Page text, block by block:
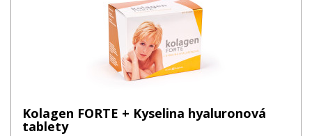
Kolagen FORTE + Kyselina hyaluronová
tablety